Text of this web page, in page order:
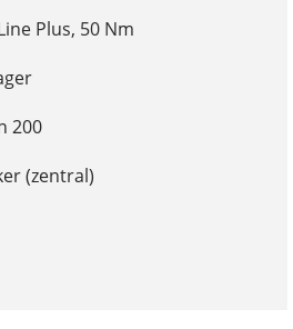
Plus, 50 Nm
200
(zentral)